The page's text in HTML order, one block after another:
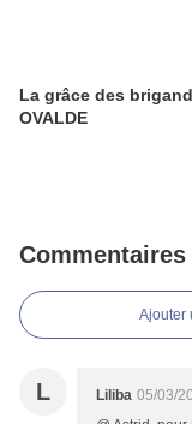
La grâce des
OVALDE
Commentaires
Ajouter
L Liliba 05/03/